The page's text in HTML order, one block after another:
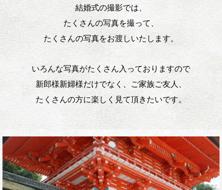
結婚式の撮影では、
たくさんの写真を撮って、
たくさんの写真をお渡しいたします。
いろんな写真がたくさん入っておりますので
新郎様新婦様だけでなく、ご家族ご友人、
たくさんの方に楽しく見て頂きたいです。